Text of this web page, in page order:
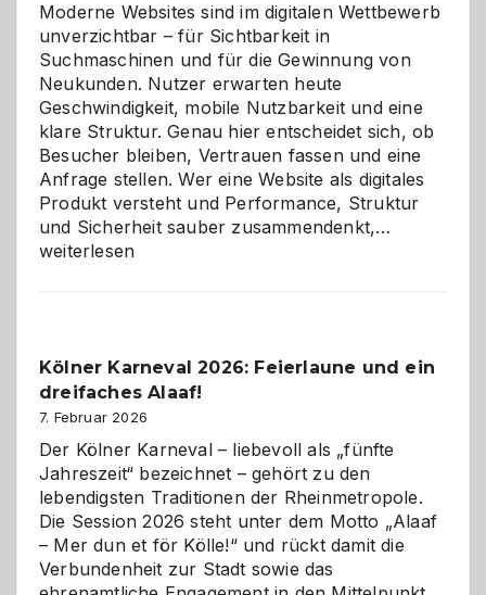
Moderne Websites sind im digitalen Wettbewerb
unverzichtbar – für Sichtbarkeit in
Suchmaschinen und für die Gewinnung von
Neukunden. Nutzer erwarten heute
Geschwindigkeit, mobile Nutzbarkeit und eine
klare Struktur. Genau hier entscheidet sich, ob
Besucher bleiben, Vertrauen fassen und eine
Anfrage stellen. Wer eine Website als digitales
Produkt versteht und Performance, Struktur
und Sicherheit sauber zusammendenkt,…
geworden
weiterlesen
Kölner Karneval 2026: Feierlaune und ein
dreifaches Alaaf!
7. Februar 2026
Der Kölner Karneval – liebevoll als „fünfte
Jahreszeit“ bezeichnet – gehört zu den
lebendigsten Traditionen der Rheinmetropole.
Die Session 2026 steht unter dem Motto „Alaaf
– Mer dun et för Kölle!“ und rückt damit die
Verbundenheit zur Stadt sowie das